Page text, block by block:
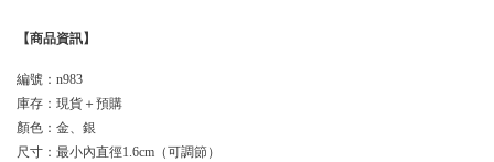
【商品資訊】
編號：n983
庫存：現貨＋預購
顏色：金、銀
尺寸：最小內直徑1.6cm（可調節）